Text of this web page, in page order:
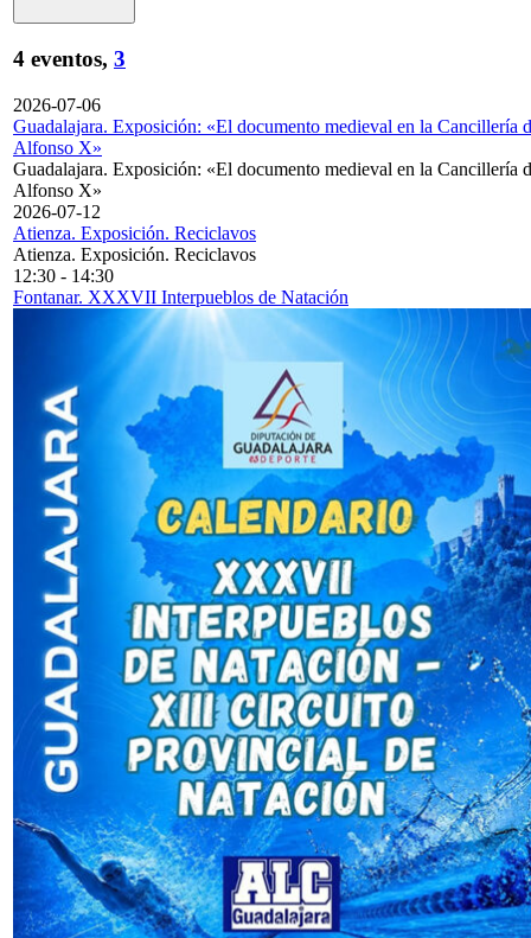
4 eventos, 3
2026-07-06
Guadalajara. Exposición: «El documento medieval en la Cancillería
Alfonso X»
Guadalajara. Exposición: «El documento medieval en la Cancillería
Alfonso X»
2026-07-12
Atienza. Exposición. Reciclavos
Atienza. Exposición. Reciclavos
12:30 - 14:30
Fontanar. XXXVII Interpueblos de Natación